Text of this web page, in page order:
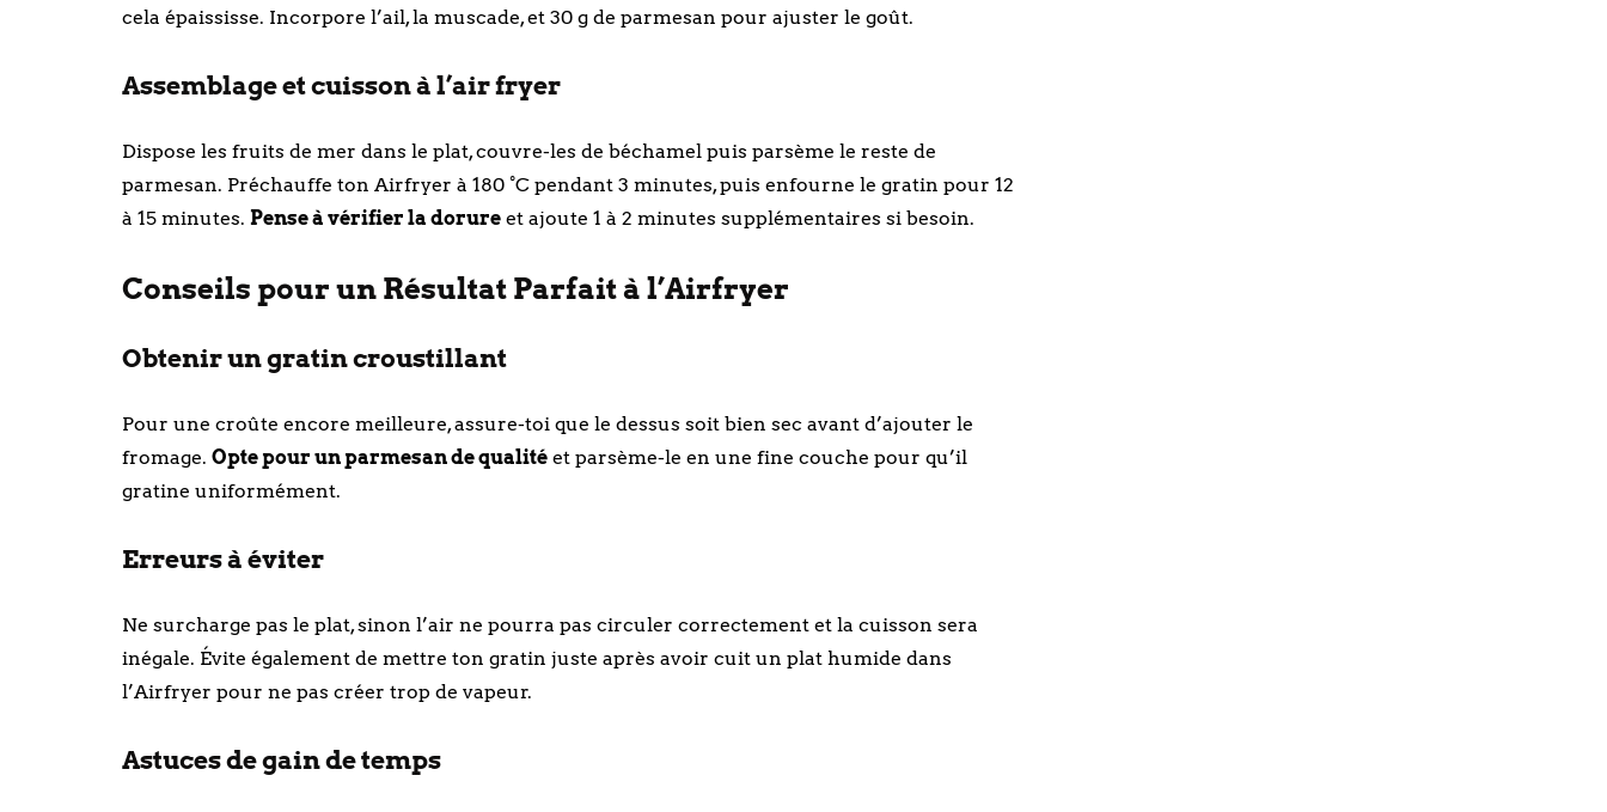
cela épaississe. Incorpore l’ail, la muscade, et 30 g de parmesan pour ajuster le goût.
Assemblage et cuisson à l’air fryer
Dispose les fruits de mer dans le plat, couvre-les de béchamel puis parsème le reste de
parmesan. Préchauffe ton Airfryer à 180 °C pendant 3 minutes, puis enfourne le gratin pour 12
à 15 minutes. Pense à vérifier la dorure et ajoute 1 à 2 minutes supplémentaires si besoin.
Conseils pour un Résultat Parfait à l’Airfryer
Obtenir un gratin croustillant
Pour une croûte encore meilleure, assure-toi que le dessus soit bien sec avant d’ajouter le
fromage. Opte pour un parmesan de qualité et parsème-le en une fine couche pour qu’il
gratine uniformément.
Erreurs à éviter
Ne surcharge pas le plat, sinon l’air ne pourra pas circuler correctement et la cuisson sera
inégale. Évite également de mettre ton gratin juste après avoir cuit un plat humide dans
l’Airfryer pour ne pas créer trop de vapeur.
Astuces de gain de temps